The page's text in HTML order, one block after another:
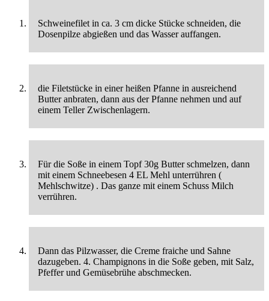
Schweinefilet in ca. 3 cm dicke Stücke schneiden, die
Dosenpilze abgießen und das Wasser auffangen.
die Filetstücke in einer heißen Pfanne in ausreichend
Butter anbraten, dann aus der Pfanne nehmen und auf
einem Teller Zwischenlagern.
Für die Soße in einem Topf 30g Butter schmelzen, dann
mit einem Schneebesen 4 EL Mehl unterrühren (
Mehlschwitze) . Das ganze mit einem Schuss Milch
verrühren.
Dann das Pilzwasser, die Creme fraiche und Sahne
dazugeben. 4. Champignons in die Soße geben, mit Salz,
Pfeffer und Gemüsebrühe abschmecken.